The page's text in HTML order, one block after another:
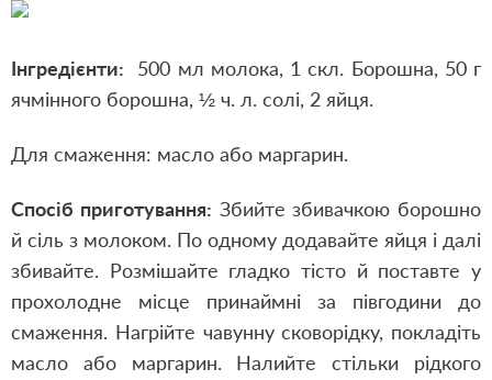
Інгредієнти: 500 мл молока, 1 скл. Борошна, 50 г
ячмінного борошна, ½ ч. л. солі, 2 яйця.
Для смаження: масло або маргарин.
Спосіб приготування: Збийте збивачкою борошно
й сіль з молоком. По одному додавайте яйця і далі
збивайте. Розмішайте гладко тісто й поставте у
прохолодне місце принаймні за півгодини до
смаження. Нагрійте чавунну сковорідку, покладіть
масло або маргарин. Налийте стільки рідкого